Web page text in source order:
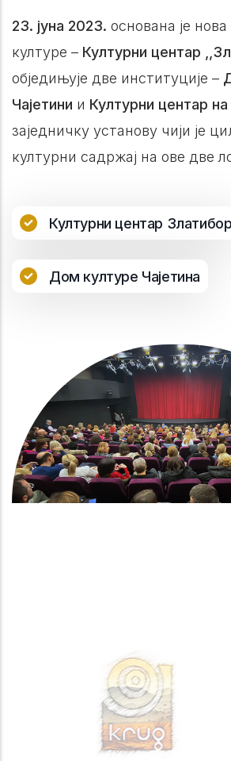
23. јуна 2023. основана је
културе – Културни центар
обједињује две институције –
Чајетини и Културни центар
заједничку установу чији је
културни садржај на ове две
Културни центар Златибор
Дом културе Чајетина